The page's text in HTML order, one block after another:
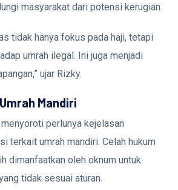
masyarakat dari potensi kerugian.
tidak hanya fokus pada haji, tetapi
umrah ilegal. Ini juga menjadi
ujar Rizky.
Mandiri
menyoroti perlunya kejelasan
terkait umrah mandiri. Celah hukum
dimanfaatkan oleh oknum untuk
tidak sesuai aturan.